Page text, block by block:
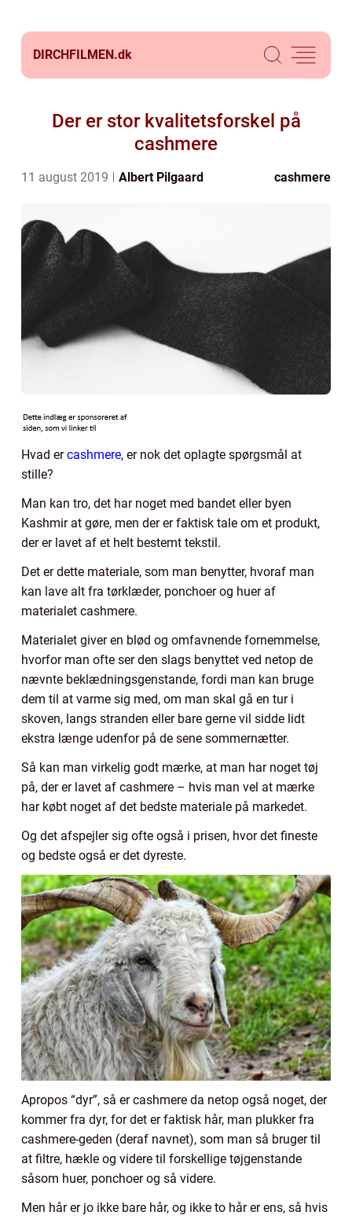
DIRCHFILMEN.dk
Der er stor kvalitetsforskel på
cashmere
11 august 2019 Albert Pilgaard cashmere
Hvad ercashmere, er nok det oplagte spørgsmål at
stille?
Man kan tro, det har noget med bandet eller byen
Kashmir at gøre, men der er faktisk tale om et produkt,
der er lavet af et helt bestemt tekstil.
Det er dette materiale, som man benytter, hvoraf man
kan lave alt fra tørklæder, ponchoer og huer af
materialet cashmere.
Materialet giver en blød og omfavnende fornemmelse,
hvorfor man ofte ser den slags benyttet ved netop de
nævnte beklædningsgenstande, fordi man kan bruge
dem til at varme sig med, om man skal gå en tur i
skoven, langs stranden eller bare gerne vil sidde lidt
ekstra længe udenfor på de sene sommernætter.
Så kan man virkelig godt mærke, at man har noget tøj
på, der er lavet af cashmere – hvis man vel at mærke
har købt noget af det bedste materiale på markedet.
Og det afspejler sig ofte også i prisen, hvor det fineste
og bedste også er det dyreste.
Apropos “dyr”, så er cashmere da netop også noget, der
kommer fra dyr, for det er faktisk hår, man plukker fra
cashmere-geden (deraf navnet), som man så bruger til
at filtre, hækle og videre til forskellige tøjgenstande
såsom huer, ponchoer og så videre.
Men hår er jo ikke bare hår, og ikke to hår er ens, så hvis